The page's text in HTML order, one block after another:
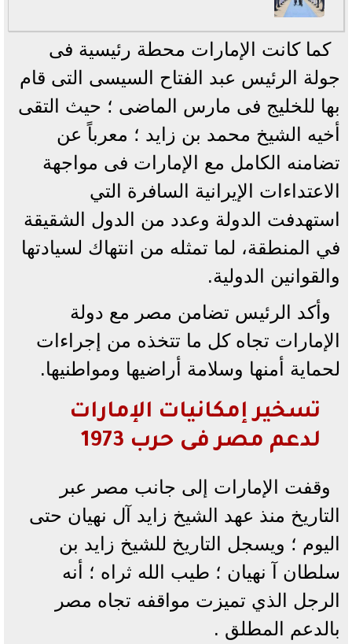
كما كانت الإمارات محطة رئيسية فى
جولة الرئيس عبد الفتاح السيسى التى قام
بها للخليج فى مارس الماضى ؛ حيث التقى
أخيه الشيخ محمد بن زايد ؛ معرباً عن
تضامنه الكامل مع الإمارات فى مواجهة
الاعتداءات الإيرانية السافرة التي
استهدفت الدولة وعدد من الدول الشقيقة
في المنطقة، لما تمثله من انتهاك لسيادتها
والقوانين الدولية.
وأكد الرئيس تضامن مصر مع دولة
الإمارات تجاه كل ما تتخذه من إجراءات
لحماية أمنها وسلامة أراضيها ومواطنيها.
تسخير إمكانيات الإمارات
لدعم مصر فى حرب 1973
وقفت الإمارات إلى جانب مصر عبر
التاريخ منذ عهد الشيخ زايد آل نهيان حتى
اليوم ؛ ويسجل التاريخ للشيخ زايد بن
سلطان آ نهيان ؛ طيب الله ثراه ؛ أنه
الرجل الذي تميزت مواقفه تجاه مصر
بالدعم المطلق .